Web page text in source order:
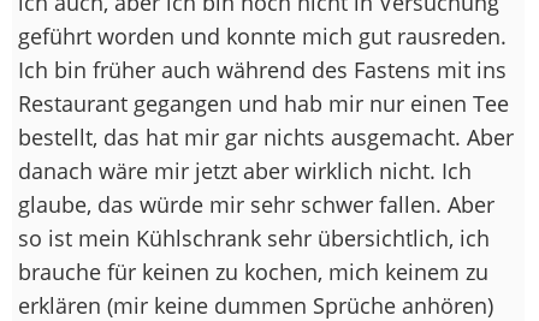
geführt worden und konnte mich gut rausreden.
Ich bin früher auch während des Fastens mit ins
Restaurant gegangen und hab mir nur einen Tee
bestellt, das hat mir gar nichts ausgemacht. Aber
danach wäre mir jetzt aber wirklich nicht. Ich
glaube, das würde mir sehr schwer fallen. Aber
so ist mein Kühlschrank sehr übersichtlich, ich
brauche für keinen zu kochen, mich keinem zu
erklären (mir keine dummen Sprüche anhören)